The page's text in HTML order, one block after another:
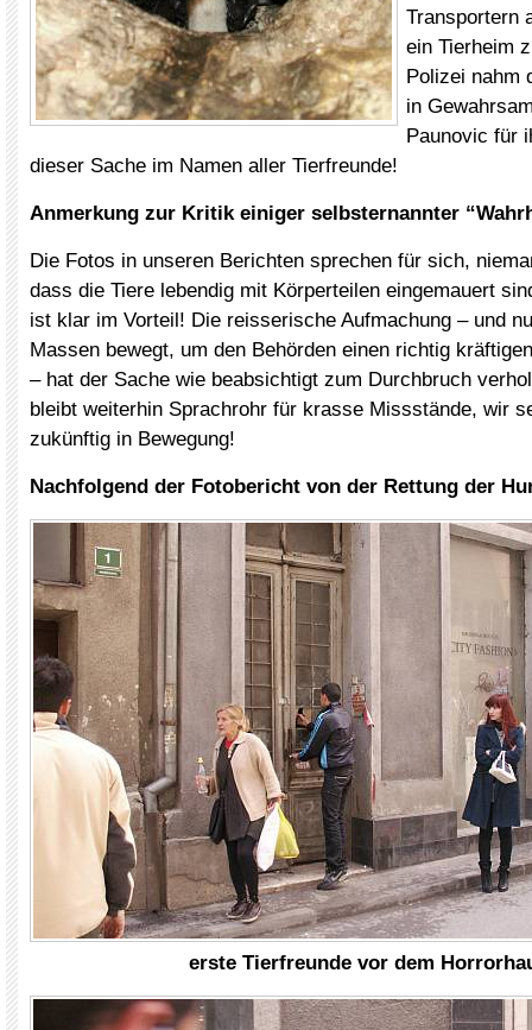
Transportern
ein Tierheim
Polizei nahm
in
Paunovic für
dieser Sache im Namen aller Tierfreunde!
Anmerkung zur Kritik einiger selbsternannter
Die Fotos in unseren Berichten sprechen für sich,
dass die Tiere lebendig mit Körperteilen eingemauert
ist klar im Vorteil! Die reisserische Aufmachung – und
Massen bewegt, um den Behörden einen richtig
– hat der Sache wie beabsichtigt zum Durchbruch
bleibt weiterhin Sprachrohr für krasse Missstände, wir
zukünftig in Bewegung!
Nachfolgend der Fotobericht von der Rettung der
erste Tierfreunde vor dem